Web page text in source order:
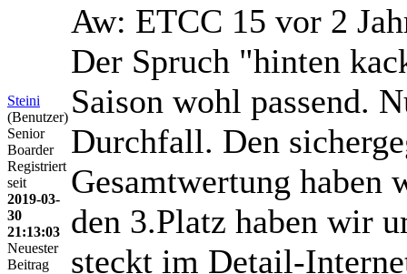
Steini
(Benutzer)
Senior
Boarder
Registriert
seit
2019-03-
30
21:13:03
Neuester
Beitrag
Aw: ETCC 15 vor 2
Der Spruch "hinten
Saison wohl passend.
Durchfall. Den
Gesamtwertung haben
den 3.Platz haben wir
steckt im Detail-